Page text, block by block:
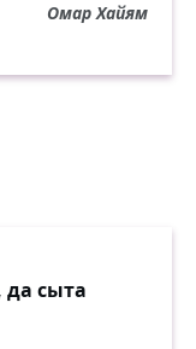
Омар Хайям
сыта